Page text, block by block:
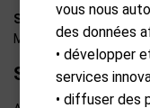
SP19-R0227
MotoCaddy
Support de sac
vous nous
des données
• développer
services
• diffuser des